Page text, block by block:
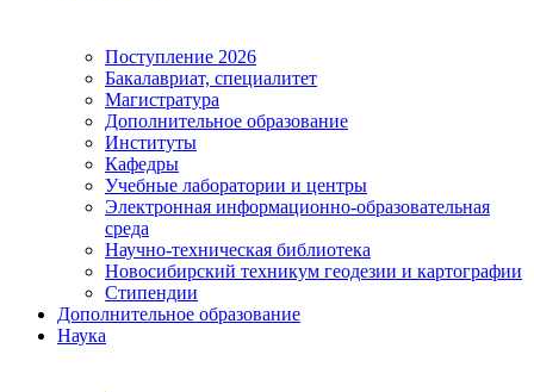
Поступление 2026
Бакалавриат, специалитет
Магистратура
Дополнительное образование
Институты
Кафедры
Учебные лаборатории и центры
Электронная информационно-образовательная
среда
Научно-техническая библиотека
Новосибирский техникум геодезии и картографии
Стипендии
Дополнительное образование
Наука